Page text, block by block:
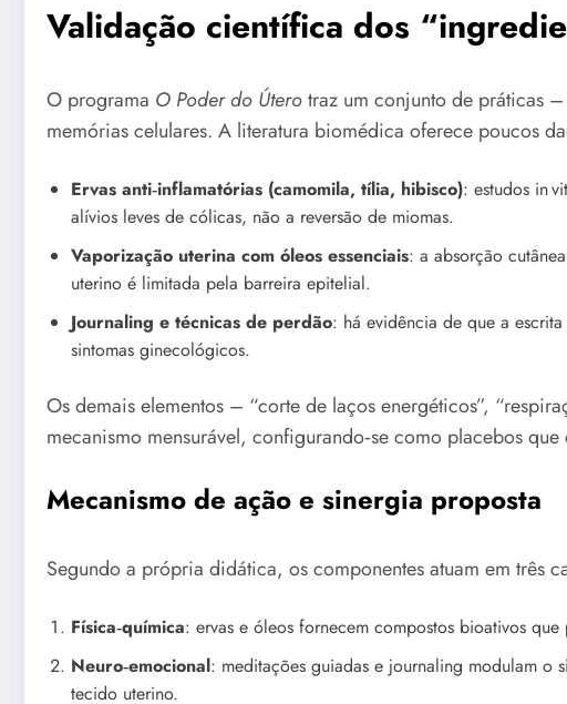
Validação científica dos
O programa O Poder do Úterotraz um conjunto de práticas
memórias celulares. A literatura biomédica oferece poucos
Ervas anti‑inflamatórias (camomila, tília, hibisco): estudos in
alívios leves de cólicas, não a reversão de miomas.
Vaporização uterina com óleos essenciais: a absorção
uterino é limitada pela barreira epitelial.
Journaling e técnicas de perdão: há evidência de que a
sintomas ginecológicos.
Os demais elementos – “corte de laços energéticos”,
mecanismo mensurável, configurando‑se como placebos
Mecanismo de ação e sinergia proposta
Segundo a própria didática, os componentes atuam em três
Física‑química: ervas e óleos fornecem compostos bioativos
Neuro‑emocional: meditações guiadas e journaling modulam o
tecido uterino.